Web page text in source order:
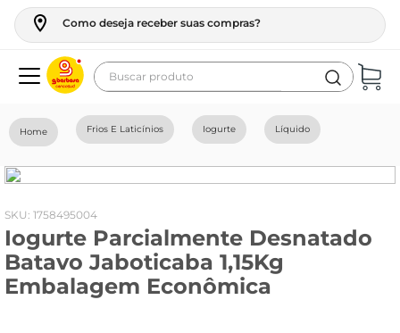
Como deseja receber suas compras?
Buscar produto
Frios E Laticínios Iogurte Líquido
: 1758495004
Iogurte Parcialmente Desnatado
Batavo Jaboticaba 1,15Kg
Embalagem Econômica
geladeira
fogao
café
cerveja